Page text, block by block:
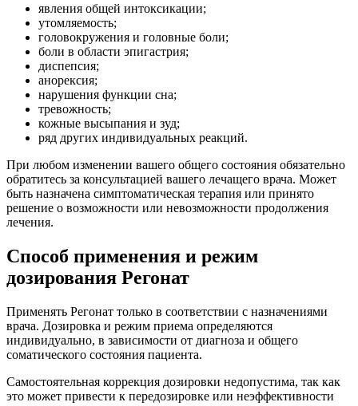
явления общей интоксикации;
утомляемость;
головокружения и головные боли;
боли в области эпигастрия;
диспепсия;
анорексия;
нарушения функции сна;
тревожность;
кожные высыпания и зуд;
ряд других индивидуальных реакций.
При любом изменении вашего общего состояния обязательно
обратитесь за консультацией вашего лечащего врача. Может
быть назначена симптоматическая терапия или принято
решение о возможности или невозможности продолжения
лечения.
Способ применения и режим
дозирования Регонат
Применять Регонат только в соответствии с назначениями
врача. Дозировка и режим приема определяются
индивидуально, в зависимости от диагноза и общего
соматического состояния пациента.
Самостоятельная коррекция дозировки недопустима, так как
это может привести к передозировке или неэффективности